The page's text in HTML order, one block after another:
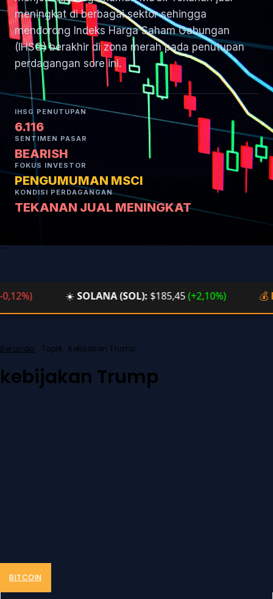
meningkat di berbagai sektor sehingga
mendorong Indeks Harga Saham Gabungan
(IHSG) berakhir di zona merah pada penutupan
perdagangan sore ini.
IHSG PENUTUPAN
6.116
SENTIMEN PASAR
BEARISH
FOKUS INVESTOR
PENGUMUMAN MSCI
KONDISI PERDAGANGAN
TEKANAN JUAL MENINGKAT
```
SOLANA (SOL):$185,45(+2,10%)
Beranda Topik Kebijakan Trump
kebijakan Trump
BITCOIN